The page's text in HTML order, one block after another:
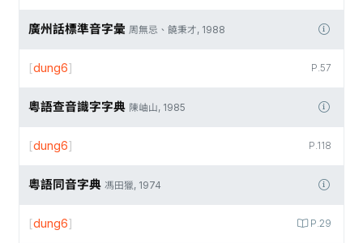
廣州話標準音字彙 周無忌、饒秉才, 1988
P.57
[dung6]
粵語查音識字字典 陳岫山, 1985
P.118
[dung6]
粵語同音字典 馮田獵, 1974
P.29
[dung6]